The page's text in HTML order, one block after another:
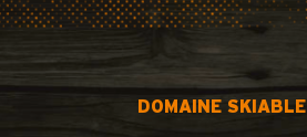
DOMAINE SKIABLE